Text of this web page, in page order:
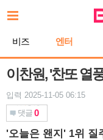
문
비즈 엔터
이찬원, '찬또 열
입력 2025-11-05 06:15
댓글 0
'오늘은 왠지' 1위